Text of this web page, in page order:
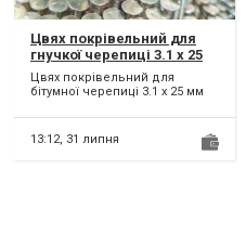
Цвях покрівельний для
гнучкої черепиці 3.1 х 25
мм рифлений
Цвях покрівельний для
бітумної черепиці 3.1 х 25 мм
параметри: комплектуючі
для...
13:12, 31 липня